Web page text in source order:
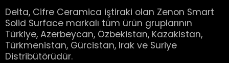
Delta, Cifre Ceramica iştiraki olan Zenon Smart
Solid Surface markalı tüm ürün gruplarının
Türkiye, Azerbeycan, Özbekistan, Kazakistan,
Türkmenistan, Gürcistan, Irak ve Suriye
Distribütörüdür.